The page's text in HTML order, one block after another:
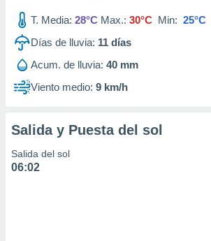
publicidad
de
1199
T. Media: 28°C Max.: 30°C Min: 25°C
Días de lluvia: 11 días
Acum. de lluvia: 40 mm
Viento medio: 9 km/h
Salida y Puesta del sol
Salida del sol
06:02